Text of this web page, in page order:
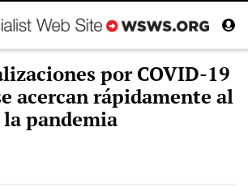
por COVID-19
acercan rápidamente al
pandemia